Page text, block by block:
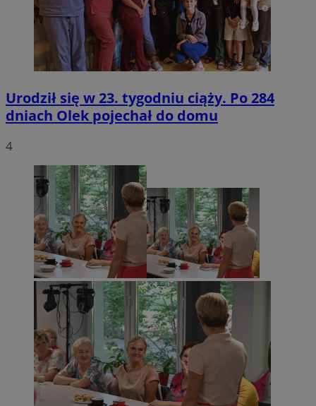
Urodził się w 23. tygodniu ciąży. Po 284
dniach Olek pojechał do domu
4